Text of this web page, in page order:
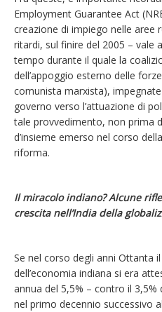
Employment Guarantee Act
creazione di impiego nelle aree
ritardi, sul finire del 2005 – vale
tempo durante il quale la
dell’appoggio esterno delle
comunista marxista),
governo verso l’attuazione di
tale provvedimento, non prima
d’insieme emerso nel corso
riforma.
Il miracolo indiano? Alcune
crescita nell’India della
Se nel corso degli anni Ottanta
dell’economia indiana si era
annua del 5,5% – contro il
nel primo decennio successivo